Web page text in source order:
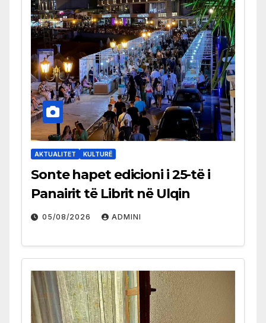
AKTUALITET KULTURË
Sonte hapet edicioni i 25-të i
Panairit të Librit në Ulqin
05/08/2026 ADMINI